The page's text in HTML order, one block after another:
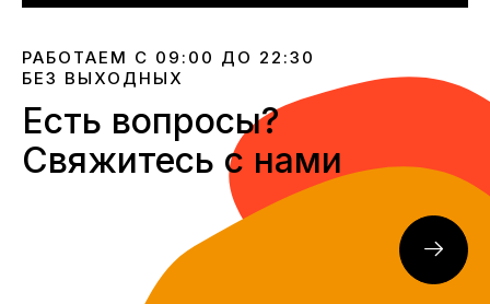
РАБОТАЕМ С 09:00 ДО 22:30
БЕЗ ВЫХОДНЫХ
Есть вопросы?
Свяжитесь с нами